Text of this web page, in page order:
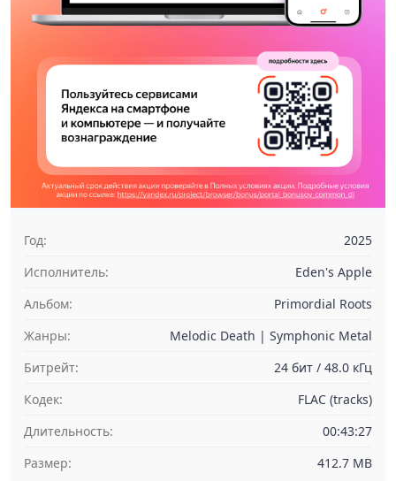
Год:
2025
Исполнитель:
Eden's Apple
Альбом:
Primordial Roots
Жанры:
Melodic Death | Symphonic Metal
Битрейт:
24 бит / 48.0 кГц
Кодек:
FLAC (tracks)
Длительность:
00:43:27
Размер:
412.7 MB